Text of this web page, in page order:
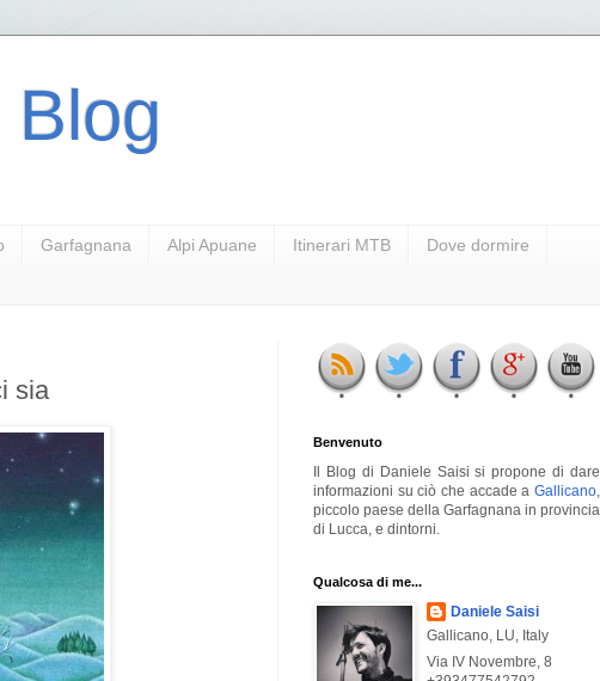
Garfagnana Alpi Apuane Itinerari MTB Dove dormire
sia
Benvenuto
Il Blog di Daniele Saisi si propone di dare
informazioni su ciò che accade a Gallicano
piccolo paese della Garfagnana in provincia
di Lucca, e dintorni.
Qualcosa di me...
Daniele Saisi
Gallicano, LU, Italy
Via IV Novembre, 8